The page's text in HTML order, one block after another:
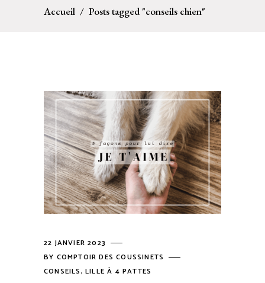
Accueil / Posts tagged "conseils chien"
22 JANVIER 2023
BY COMPTOIR DES COUSSINETS
CONSEILS,LILLE À 4 PATTES